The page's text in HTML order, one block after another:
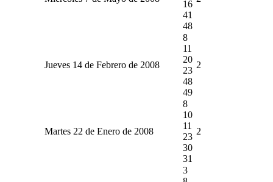
16
41
48
Jueves 14 de Febrero de 2008
8
11
20
23
48
49
2
Martes 22 de Enero de 2008
8
10
11
23
30
31
2
3